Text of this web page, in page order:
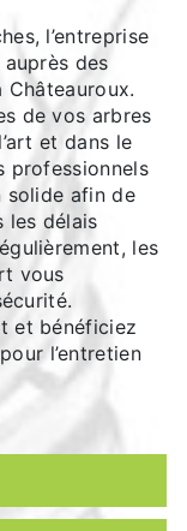
des
de vos arbres
et dans le
professionnels
solide afin de
les délais
les
vous
et bénéficiez
l’entretien